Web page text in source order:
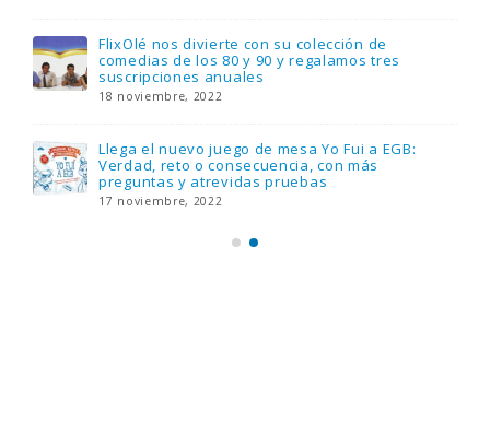
FlixOlé nos divierte con su colección de
comedias de los 80 y 90 y regalamos tres
suscripciones anuales
18 noviembre, 2022
Llega el nuevo juego de mesa Yo Fui a EGB:
Verdad, reto o consecuencia, con más
preguntas y atrevidas pruebas
17 noviembre, 2022